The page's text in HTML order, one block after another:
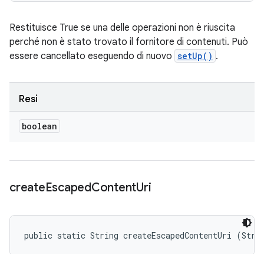
Restituisce True se una delle operazioni non è riuscita
perché non è stato trovato il fornitore di contenuti. Può
essere cancellato eseguendo di nuovo setUp() .
Resi
boolean
createEscapedContentUri
public static String createEscapedContentUri